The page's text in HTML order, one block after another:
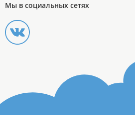
Мы в социальных сетях